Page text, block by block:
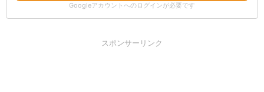
Googleアカウントへのログインが必要です
スポンサーリンク